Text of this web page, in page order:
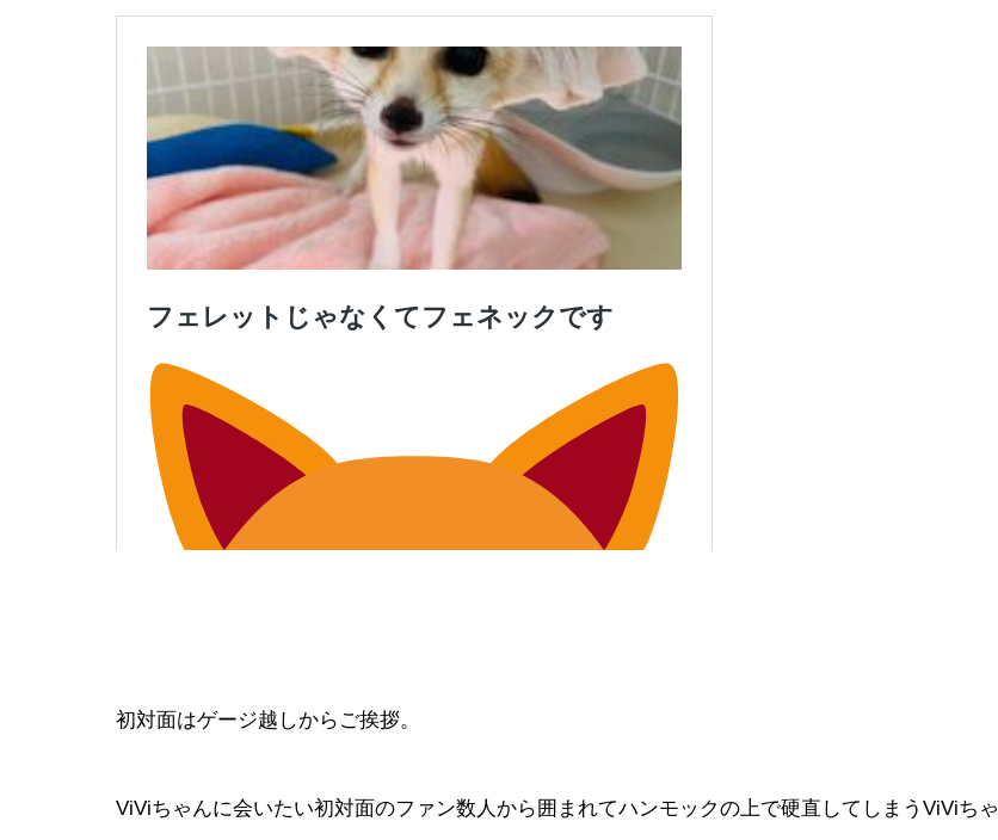
初対面はゲージ越しからご挨拶。
ViViちゃんに会いたい初対面のファン数人から囲まれてハンモックの上で硬直してしまうViViちゃ